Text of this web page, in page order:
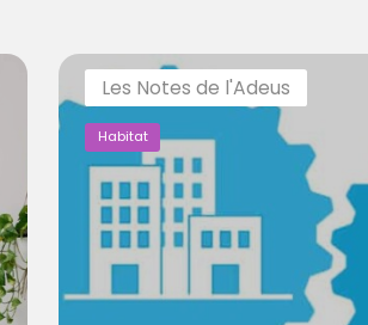
Les Notes de l'Adeus
Habitat